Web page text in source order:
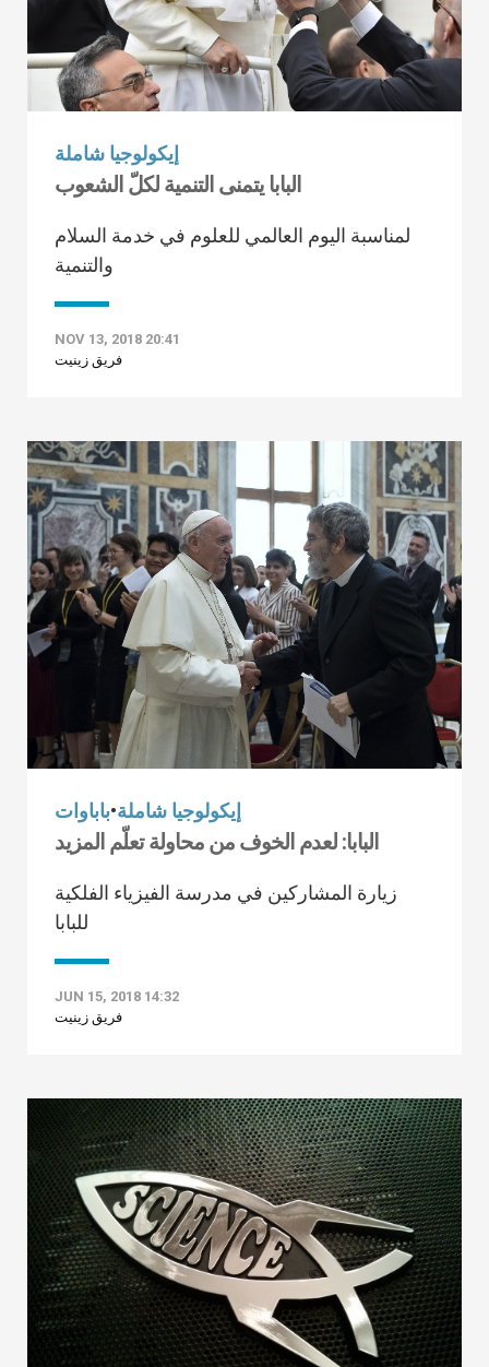
إيكولوجيا شاملة
البابا يتمنى التنمية لكلّ الشعوب
لمناسبة اليوم العالمي للعلوم في خدمة السلام
والتنمية
NOV 13, 2018 20:41
فريق زينيت
إيكولوجيا شاملة•باباوات
البابا: لعدم الخوف من محاولة تعلّم المزيد
زيارة المشاركين في مدرسة الفيزياء الفلكية
للبابا
JUN 15, 2018 14:32
فريق زينيت